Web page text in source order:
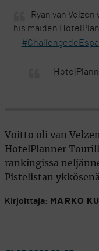
Ryan van
his maiden
—
Voitto oli van
HotelPlanner
rankingissa
Pistelistan
Kirjoittaja: MARKO